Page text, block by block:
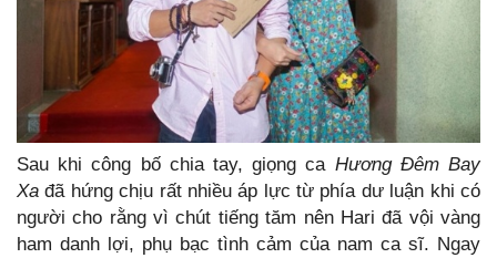
Sau khi công bố chia tay, giọng ca Hương Đêm Bay
Xa đã hứng chịu rất nhiều áp lực từ phía dư luận khi có
người cho rằng vì chút tiếng tăm nên Hari đã vội vàng
ham danh lợi, phụ bạc tình cảm của nam ca sĩ. Ngay